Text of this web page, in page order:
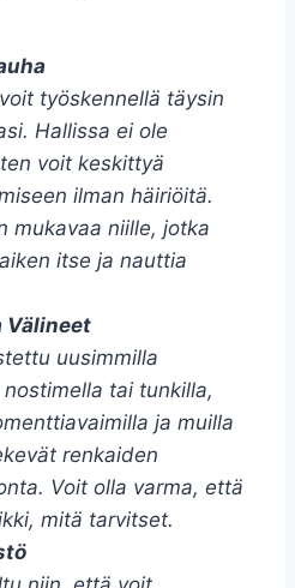
työskennellä täysin
Hallissa ei ole
voit keskittyä
ilman häiriöitä.
mukavaa niille, jotka
itse ja nauttia
Välineet
uusimmilla
tai tunkilla,
ja muilla
renkaiden
Voit olla varma, että
mitä tarvitset.